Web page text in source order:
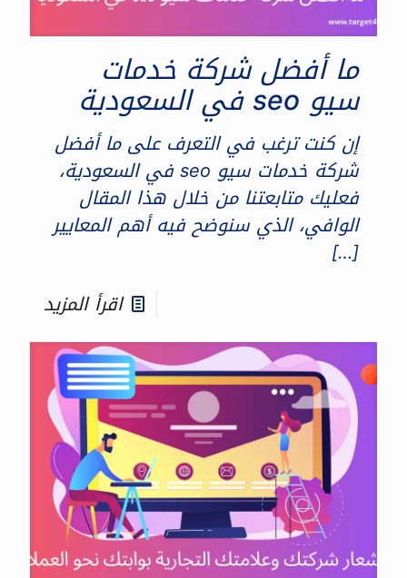
ما أفضل شركة خدمات
سيو seo في السعودية
إن كنت ترغب في التعرف على ما أفضل
شركة خدمات سيو seo في السعودية،
فعليك متابعتنا من خلال هذا المقال
الوافي، الذي سنوضح فيه أهم المعايير
[…]
اقرأ المزيد